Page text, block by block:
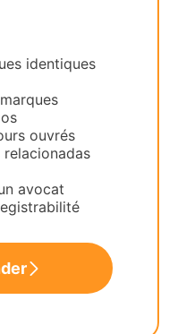
identiques
ouvrés
relacionadas
avocat